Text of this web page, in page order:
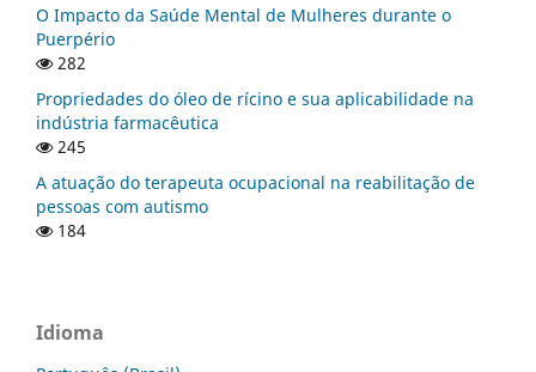
O Impacto da Saúde Mental de Mulheres durante o
Puerpério
282
Propriedades do óleo de rícino e sua aplicabilidade na
indústria farmacêutica
245
A atuação do terapeuta ocupacional na reabilitação de
pessoas com autismo
184
Idioma